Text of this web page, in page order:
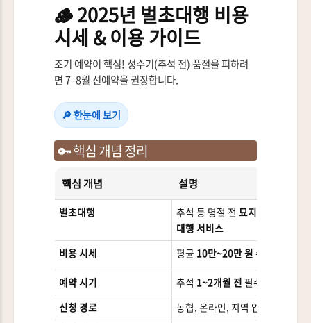
🪵 2025년 벌초대행 비용
시세 & 이용 가이드
조기 예약이 핵심! 성수기(추석 전) 품절을 피하려
면 7–8월 선예약을 권장합니다.
🔎 한눈에 보기
🔑 핵심 개념 정리
핵심 개념 설명
벌초대행 추석 등 명절 전 묘지 정비
대행 서비스
비용 시세
평균 10만~20만 원 수준
예약 시기 추석 1~2개월 전 필수 예약
신청 경로
농협, 온라인, 지역 업체